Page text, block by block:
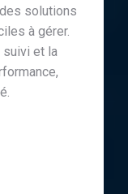
solutions
à gérer.
suivi et la